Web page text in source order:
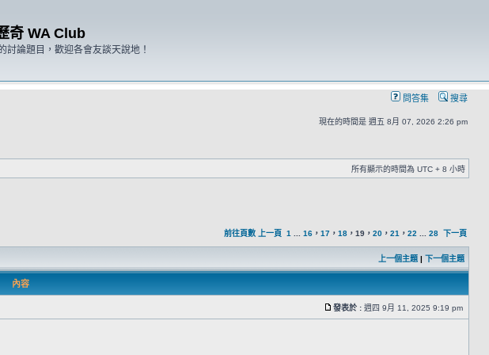
奇 WA Club
討論題目，歡迎各會友談天說地！
問答集 搜尋
現在的時間是 週五 8月 07, 2026 2:26 pm
所有顯示的時間為 UTC + 8 小時
前往頁數 上一頁 1 16 ， 17 ， 18 ， 19 ， 20 ， 21 ， 22 28 下一頁
上一個主題 | 下一個主題
內容
發表於 : 週四 9月 11, 2025 9:19 pm